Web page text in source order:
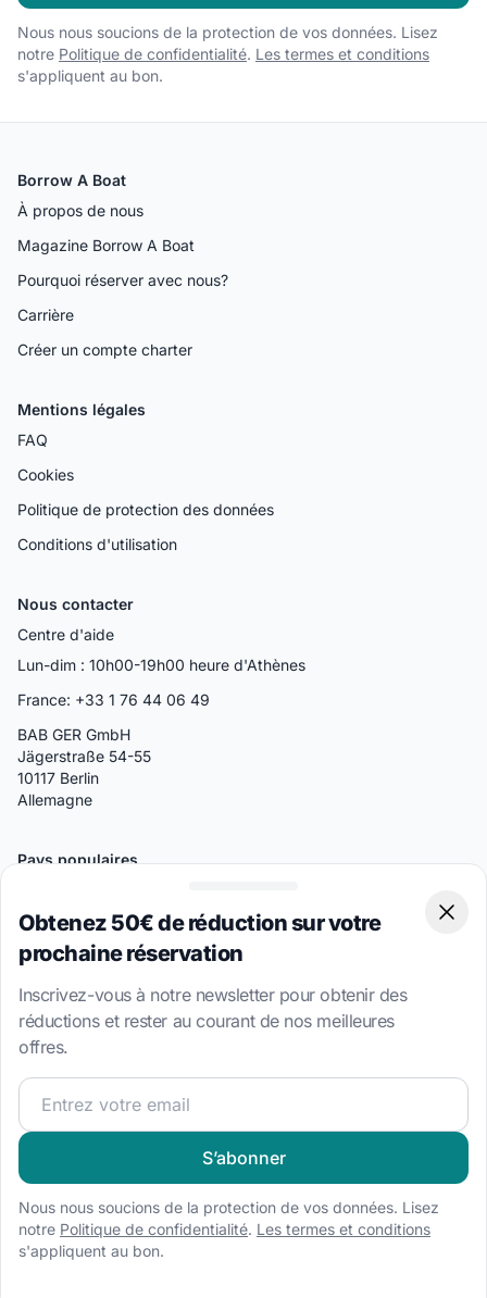
Nous nous soucions de la protection de vos données. Lisez
notre Politique de confidentialité. Les termes et conditions
s'appliquent au bon.
Borrow A Boat
À propos de nous
Magazine Borrow A Boat
Pourquoi réserver avec nous?
Carrière
Créer un compte charter
Mentions légales
FAQ
Cookies
Politique de protection des données
Conditions d'utilisation
Nous contacter
Centre d'aide
Lun-dim : 10h00-19h00 heure d'Athènes
France: +33 1 76 44 06 49
BAB GER GmbH
Jägerstraße 54-55
10117 Berlin
Allemagne
Pays populaires
Grèce
Italie
Bahamas
Turquie
Destinations Populaires
Athènes
Palerme
Amalfi
Obtenez 50€ de réduction sur votre
prochaine réservation
Inscrivez-vous à notre newsletter pour obtenir des
réductions et rester au courant de nos meilleures
offres.
Rejoignez notre communauté et pour recevoir les
S’abonner
Nous nous soucions de la protection de vos données. Lisez
notre Politique de confidentialité. Les termes et conditions
s'appliquent au bon.